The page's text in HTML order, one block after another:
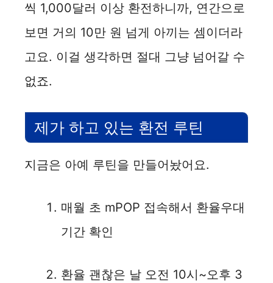
씩 1,000달러 이상 환전하니까, 연간으로
보면 거의 10만 원 넘게 아끼는 셈이더라
고요. 이걸 생각하면 절대 그냥 넘어갈 수
없죠.
제가 하고 있는 환전 루틴
지금은 아예 루틴을 만들어놨어요.
매월 초 mPOP 접속해서 환율우대
기간 확인
환율 괜찮은 날 오전 10시~오후 3